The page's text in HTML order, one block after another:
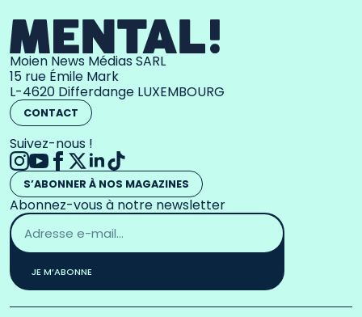
Moien News Médias SARL
15 rue Émile Mark
L-4620 Differdange LUXEMBOURG
CONTACT
Suivez-nous !
S’ABONNER À NOS MAGAZINES
Abonnez-vous à notre newsletter
Adresse
email
*
JE M’ABONNE